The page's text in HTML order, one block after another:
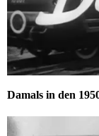
Damals in den